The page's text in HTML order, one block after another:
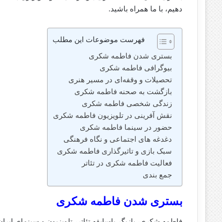
دهیم، با ما همراه باشید.
فهرست موضوعات این مطلب
بستری شدن فاطمه شکری
بیوگرافی فاطمه شکری
تحصیلات و وقفه‌ای در مسیر هنری
بازگشت به صحنه فاطمه شکری
زندگی شخصی فاطمه شکری
نقش‌ آفرینی در تلویزیون فاطمه شکری
حضور در سینما فاطمه شکری
دغدغه‌ های اجتماعی و نگاه فرهنگی
سبک بازی و تاثیرگذاری فاطمه شکری
فعالیت فاطمه شکری در تئاتر
جمع‌ بندی
بستری شدن فاطمه شکری